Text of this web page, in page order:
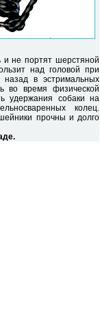
не портят шерстяной
над головой при
назад в эстримальных
во время физической
удержания собаки на
колец.
прочны и долго